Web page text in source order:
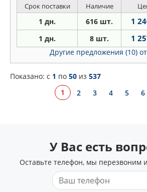
рычаг. Подходит на
(стор.водит.)
Срок поставки Наличие
1 дн. 616 шт. 1
1 дн. 8 шт. 1
Другие предложения (10)
Показано: c 1 по 50 из 537
1
2 3 4 5 6
У Вас есть
Оставьте телефон, мы перезвоним